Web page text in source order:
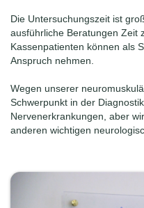
Die Untersuchungszeit ist
ausführliche Beratungen Zeit
Kassenpatienten können als
Anspruch nehmen.
Wegen unserer
Schwerpunkt in der
Nervenerkrankungen, aber
anderen wichtigen